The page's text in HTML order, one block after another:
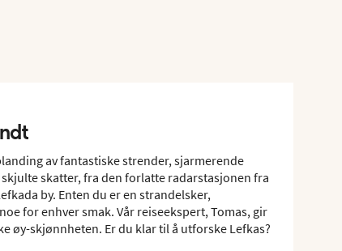
av fantastiske strender, sjarmerende
skatter, fra den forlatte radarstasjonen fra
by. Enten du er en strandelsker,
for enhver smak. Vår reiseekspert, Tomas, gir
øy-skjønnheten. Er du klar til å utforske Lefkas?